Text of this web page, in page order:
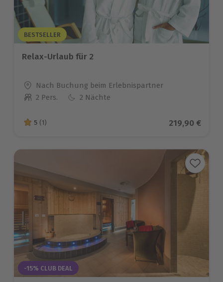
BESTSELLER
Relax-Urlaub für 2
Standort
Nach Buchung beim Erlebnispartner
Anzahl der Teilnehmer
2 Pers. 2 Nächte
5 von 5 Sternen basierend auf 1 Bewertungen
5 (1) Aktueller
219,90 €
-15% CLUB DEAL